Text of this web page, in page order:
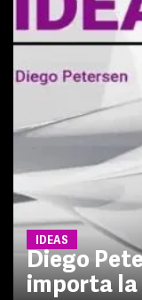
IDEAS
Diego
importa la